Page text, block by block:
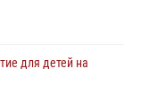
для детей на